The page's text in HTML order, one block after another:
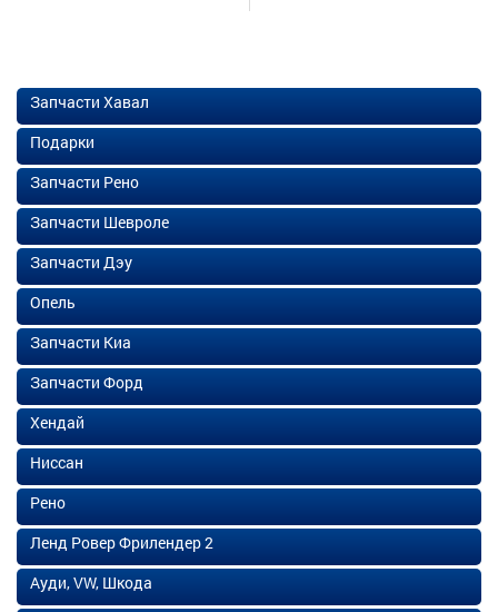
Запчасти Хавал
Подарки
Запчасти Рено
Запчасти Шевроле
Запчасти Дэу
Опель
Запчасти Киа
Запчасти Форд
Хендай
Ниссан
Рено
Ленд Ровер Фрилендер 2
Ауди, VW, Шкода